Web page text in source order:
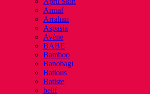
Armaf
Arrahan
Aspasia
Avène
BABE
Bamboo
Banobagi
Batious
Batiste
belif